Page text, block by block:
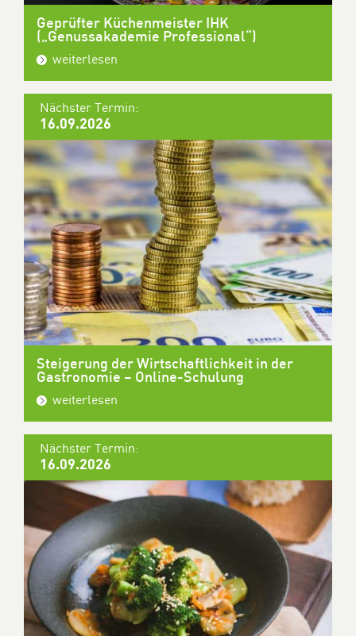
Geprüfter Küchenmeister IHK
(„Genussakademie Professional“)
weiterlesen
Nächster Termin:
16.09.2026
Steigerung der Wirtschaftlichkeit in der
Gastronomie – Online-Schulung
weiterlesen
Nächster Termin:
16.09.2026